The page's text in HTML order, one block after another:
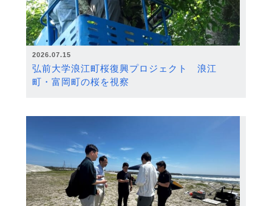
2026.07.15
弘前大学浪江町桜復興プロジェクト 浪江
町・富岡町の桜を視察